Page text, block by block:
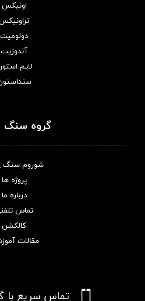
اونیکس
دولومیت
آندوزیت
لایم
گروه سنگ
شوروم سنگ
پروژه ها
درباره ما
تماس
کالکشن
مقالات
تماس سریع با